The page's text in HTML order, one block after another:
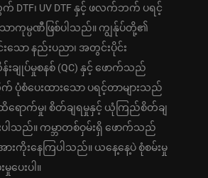
DTF၊ UV DTF နှင့် ဖလက်ဘက် ပရင့်
ောကုမ္ပဏီဖြစ်ပါသည်။ ကျွန်ုပ်တို့၏
သော နည်းပညာ၊ အတွင်းပိုင်း
ျုပ်မှုစနစ် (QC) နှင့် ဖောက်သည်
စံပေးထားသော ပရင့်တာများသည်
ောက်မှု၊ စိတ်ချရမှုနှင့် ယုံကြည်စိတ်ချ
ပါသည်။ ကမ္ဘာတစ်ဝှမ်းရှိ ဖောက်သည်
းကိုးနေကြပါသည်။ ယနေ့နေ့ပဲ စုံစမ်းမှု
ပေးပါ။